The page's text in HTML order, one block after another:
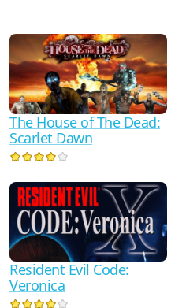
The House of The Dead:
Scarlet Dawn
Resident Evil Code:
Veronica